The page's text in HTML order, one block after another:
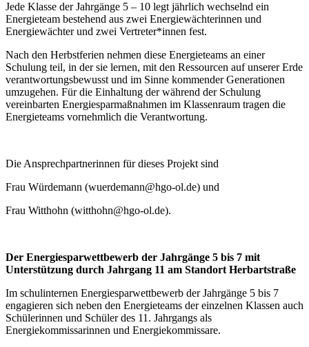
Jede Klasse der Jahrgänge 5 – 10 legt jährlich wechselnd ein
Energieteam bestehend aus zwei Energiewächterinnen und
Energiewächter und zwei Vertreter*innen fest.
Nach den Herbstferien nehmen diese Energieteams an einer
Schulung teil, in der sie lernen, mit den Ressourcen auf unserer Erde
verantwortungsbewusst und im Sinne kommender Generationen
umzugehen. Für die Einhaltung der während der Schulung
vereinbarten Energiesparmaßnahmen im Klassenraum tragen die
Energieteams vornehmlich die Verantwortung.
Die Ansprechpartnerinnen für dieses Projekt sind
Frau Würdemann (wuerdemann@hgo-ol.de) und
Frau Witthohn (witthohn@hgo-ol.de).
Der Energiesparwettbewerb der Jahrgänge 5 bis 7 mit
Unterstützung durch Jahrgang 11 am Standort Herbartstraße
Im schulinternen Energiesparwettbewerb der Jahrgänge 5 bis 7
engagieren sich neben den Energieteams der einzelnen Klassen auch
Schülerinnen und Schüler des 11. Jahrgangs als
Energiekommissarinnen und Energiekommissare.